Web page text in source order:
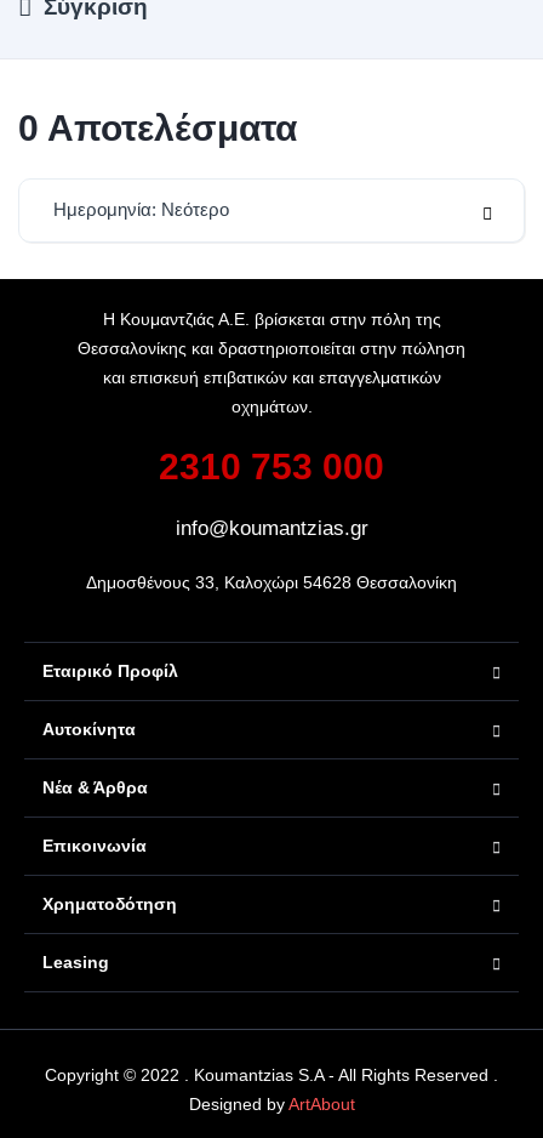
Σύγκριση
0 Αποτελέσματα
Ημερομηνία: Νεότερο
Η Κουμαντζιάς Α.Ε. βρίσκεται στην πόλη της
Θεσσαλονίκης και δραστηριοποιείται στην πώληση
και επισκευή επιβατικών και επαγγελματικών
οχημάτων.
2310 753 000
info@koumantzias.gr
Δημοσθένους 33, Καλοχώρι 54628 Θεσσαλονίκη
Εταιρικό Προφίλ
Αυτοκίνητα
Νέα & Άρθρα
Επικοινωνία
Χρηματοδότηση
Leasing
Copyright © 2022 . Koumantzias S.A - All Rights Reserved .
Designed byArtAbout